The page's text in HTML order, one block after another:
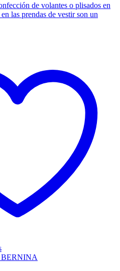
de volantes o plisados en
las prendas de vestir son un
BERNINA